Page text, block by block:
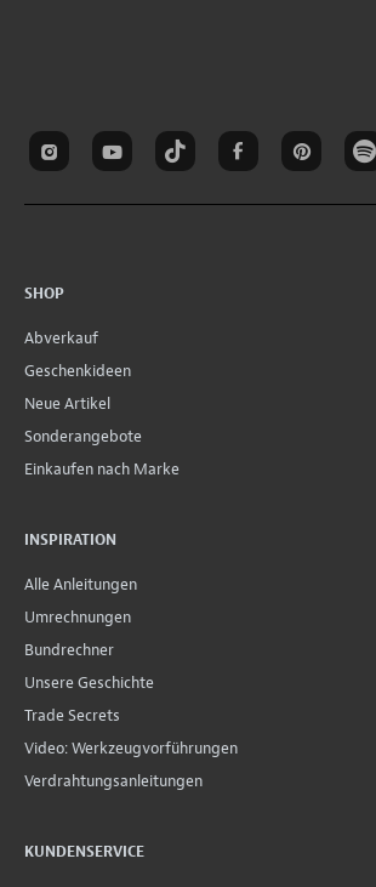
SHOP
Abverkauf
Geschenkideen
Neue Artikel
Sonderangebote
Einkaufen nach Marke
INSPIRATION
Alle Anleitungen
Umrechnungen
Bundrechner
Unsere Geschichte
Trade Secrets
Video: Werkzeugvorführungen
Verdrahtungsanleitungen
KUNDENSERVICE